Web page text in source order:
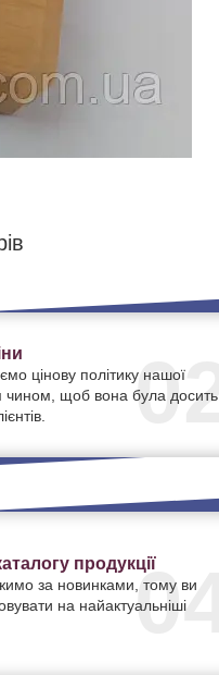
02
цінову політику нашої
чином, щоб вона була досить
04
продукції
за новинками, тому ви
на найактуальніші